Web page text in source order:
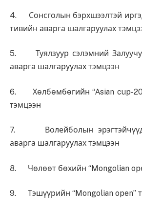
4. Сонсголын бэрхшээлтэй
тивийн аварга шалгаруулах
5. Туялзуур сэлэмний
аварга шалгаруулах тэмцээн
6. Хөлбөмбөгийн “Аsian cup-
тэмцээн
7. Волейболын
аварга шалгаруулах тэмцээн
8. Чөлөөт бөхийн “Mongolian
9. Тэшүүрийн “Mongolian open”